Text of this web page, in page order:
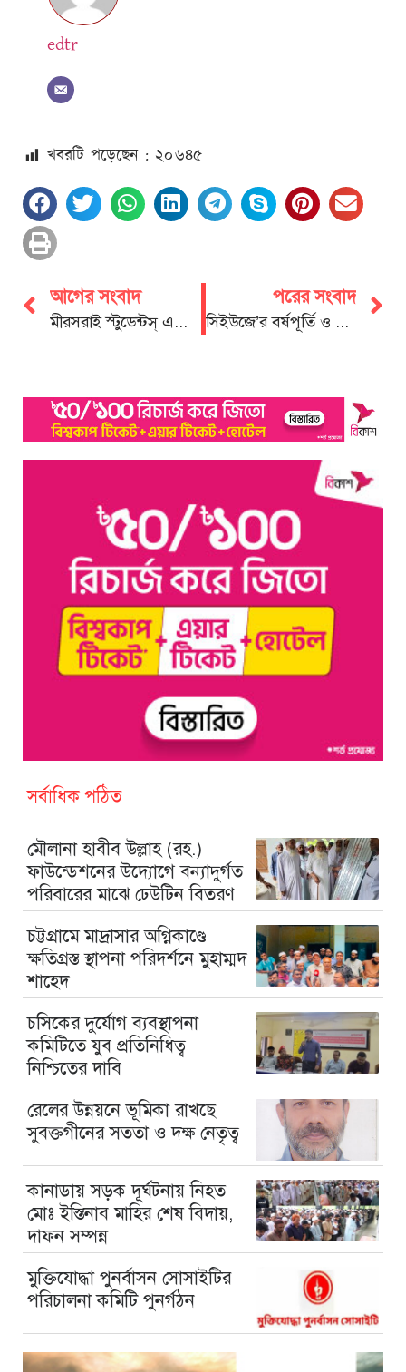
edtr
খবরটি পড়েছেন : ২০৬৪৫
আগের সংবাদ
মীরসরাই স্টুডেন্টস্ এসোসিয়েশন চবির পূর্ণাঙ্গ কমিটি গঠিত
পরের সংবাদ
সিইউজে’র বর্ষপূর্তি ও সভাপতির সুস্থতা কামনা
সর্বাধিক পঠিত
মৌলানা হাবীব উল্লাহ (রহ.)
ফাউন্ডেশনের উদ্যোগে বন্যাদুর্গত
পরিবারের মাঝে ঢেউটিন বিতরণ
চট্টগ্রামে মাদ্রাসার অগ্নিকাণ্ডে
ক্ষতিগ্রস্ত স্থাপনা পরিদর্শনে মুহাম্মদ
শাহেদ
চসিকের দুর্যোগ ব্যবস্থাপনা
কমিটিতে যুব প্রতিনিধিত্ব
নিশ্চিতের দাবি
রেলের উন্নয়নে ভূমিকা রাখছে
সুবক্তগীনের সততা ও দক্ষ নেতৃত্ব
কানাডায় সড়ক দূর্ঘটনায় নিহত
মোঃ ইস্তিনাব মাহির শেষ বিদায়,
দাফন সম্পন্ন
মুক্তিযোদ্ধা পুনর্বাসন সোসাইটির
পরিচালনা কমিটি পুনর্গঠন